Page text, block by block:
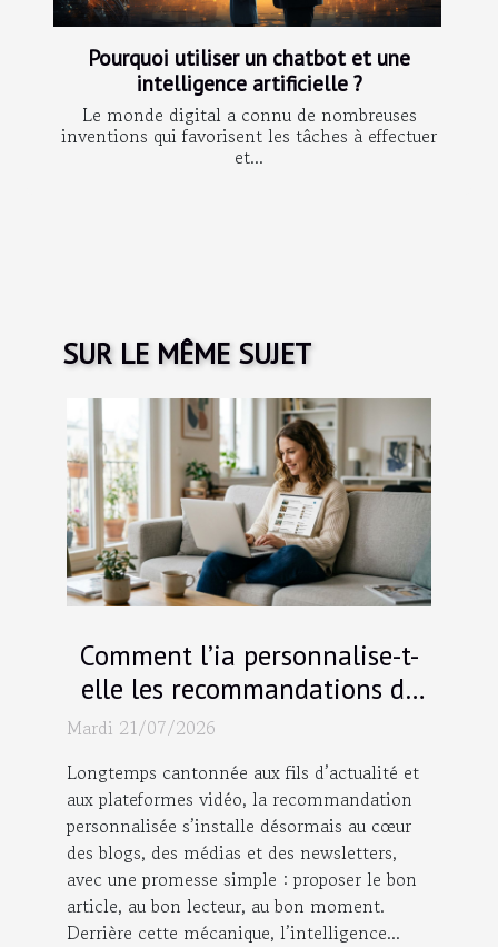
Pourquoi utiliser un chatbot et une
intelligence artificielle ?
Le monde digital a connu de nombreuses
inventions qui favorisent les tâches à effectuer
et...
SUR LE MÊME SUJET
Comment l’ia personnalise-t-
elle les recommandations de
blogs ?
Mardi 21/07/2026
Longtemps cantonnée aux fils d’actualité et
aux plateformes vidéo, la recommandation
personnalisée s’installe désormais au cœur
des blogs, des médias et des newsletters,
avec une promesse simple : proposer le bon
article, au bon lecteur, au bon moment.
Derrière cette mécanique, l’intelligence...